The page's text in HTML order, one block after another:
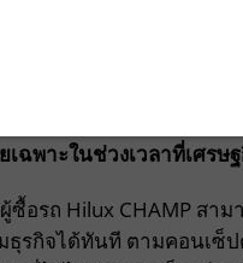
นกระบะมหาชนของคนไ
โดยเฉพาะ มีจุดเด่นที่ “
ฉพาะในช่วงเวลาที่เศรษ
ซื้อรถ Hilux CHAMP ส
มธุรกิจได้ทันที ตามคอนเซ็